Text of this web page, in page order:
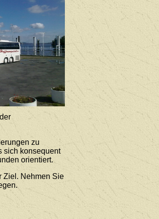
zu
sich konsequent
orientiert.
Ziel. Nehmen Sie